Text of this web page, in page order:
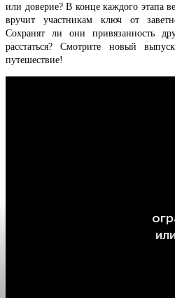
или доверие? В конце каждого этапа
вручит участникам ключ от
Сохранят ли они привязанность
расстаться? Смотрите новый
путешествие!